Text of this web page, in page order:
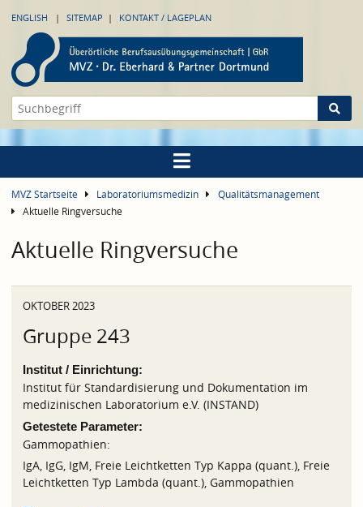
ENGLISH SITEMAP KONTAKT / LAGEPLAN
MVZ Startseite Laboratoriumsmedizin
Qualitätsmanagement
Aktuelle Ringversuche
Aktuelle Ringversuche
OKTOBER 2023
Gruppe 243
Institut / Einrichtung:
Institut für Standardisierung und Dokumentation im
medizinischen Laboratorium e.V. (INSTAND)
Getestete Parameter:
Gammopathien:
IgA, IgG, IgM, Freie Leichtketten Typ Kappa (quant.), Freie
Leichtketten Typ Lambda (quant.), Gammopathien